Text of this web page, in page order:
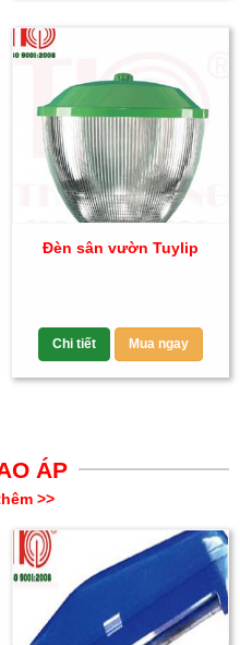
Đèn sân vườn Tuylip
Chi tiết Mua ngay
ÁP
>>